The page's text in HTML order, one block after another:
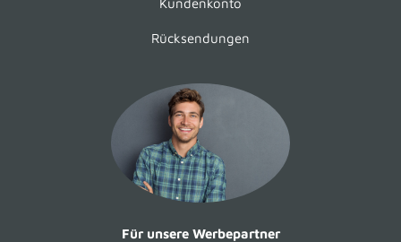
Rücksendungen
Für unsere Werbepartner